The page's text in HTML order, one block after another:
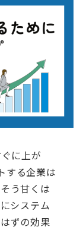
に上が
する企業は
う甘くは
システム
ずの効果